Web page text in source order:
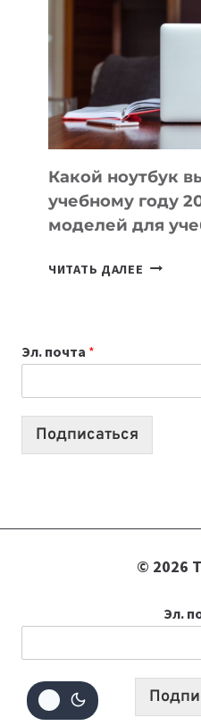
БЕЗ
КОДА
Какой ноутбук
учебному году
моделей для
ЧИТАТЬ ДАЛЕЕ КАКОЙ
2026:
10
Эл. почта *
Подписаться
© 2026
Эл.